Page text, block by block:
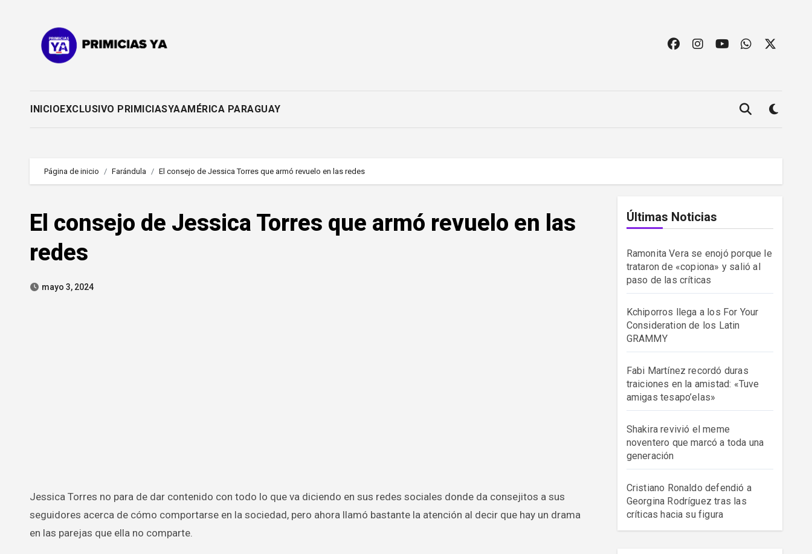
INICIOEXCLUSIVO PRIMICIASYAAMÉRICA PARAGUAY
Página de inicio Farándula El consejo de Jessica Torres que armó revuelo en las redes
El consejo de Jessica Torres que armó revuelo en las
redes
mayo 3, 2024
Jessica Torres no para de dar contenido con todo lo que va diciendo en sus redes sociales donde da consejitos a sus
seguidores acerca de cómo comportarse en la sociedad, pero ahora llamó bastante la atención al decir que hay un drama
en las parejas que ella no comparte.
Últimas Noticias
Ramonita Vera se enojó porque le
trataron de «copiona» y salió al
paso de las críticas
Kchiporros llega a los For Your
Consideration de los Latin
GRAMMY
Fabi Martínez recordó duras
traiciones en la amistad: «Tuve
amigas tesapo’elas»
Shakira revivió el meme
noventero que marcó a toda una
generación
Cristiano Ronaldo defendió a
Georgina Rodríguez tras las
críticas hacia su figura